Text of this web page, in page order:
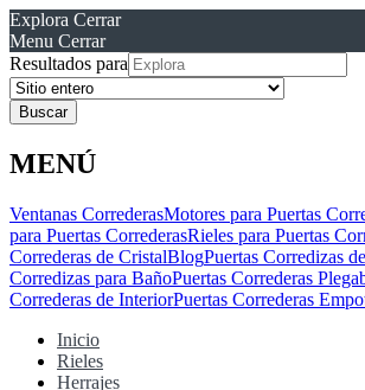
Explora Cerrar
Menu Cerrar
Resultados para
MENÚ
Ventanas CorrederasMotores para Puertas
para Puertas CorrederasRieles para Puertas
Correderas de CristalBlogPuertas Corredizas
Corredizas para BañoPuertas Correderas
Correderas de InteriorPuertas Correderas
Inicio
Rieles
Herrajes